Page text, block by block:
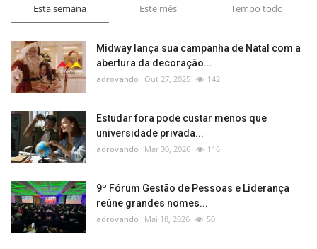
Esta semana Este mês Tempo todo
Midway lança sua campanha de Natal com a
abertura da decoração...
adrovando Out 27, 2025 142
Estudar fora pode custar menos que
universidade privada...
adrovando Mar 30, 2026 116
9º Fórum Gestão de Pessoas e Liderança
reúne grandes nomes...
adrovando Mai 18, 2026 50